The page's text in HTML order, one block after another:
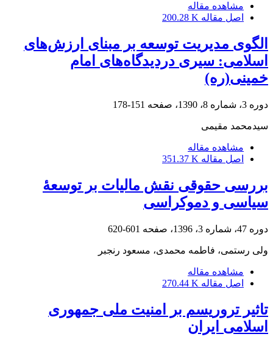
مشاهده مقاله
اصل مقاله 200.28 K
الگوی مدیریت توسعه بر مبنای ارزش‌های
اسلامی: سیری دردیدگاه‌های امام
خمینی(ره)
دوره 3، شماره 8، 1390، صفحه 151-178
سیدمحمد مقیمی
مشاهده مقاله
اصل مقاله 351.37 K
بررسی حقوقی نقش مالیات بر توسعۀ
سیاسی و دموکراسی
دوره 47، شماره 3، 1396، صفحه 601-620
ولی رستمی، فاطمه محمدی، مسعود رنجبر
مشاهده مقاله
اصل مقاله 270.44 K
تاثیر تروریسم بر امنیت ملی جمهوری
اسلامی ایران